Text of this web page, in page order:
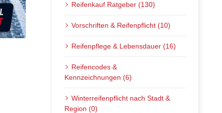
Veröffentlicht am:
Reifenkauf Ratgeber (130)
Vorschriften & Reifenpflicht (10)
Reifenpflege & Lebensdauer (16)
Reifencodes &
Kennzeichnungen (6)
Winterreifenpflicht nach Stadt &
Region (0)